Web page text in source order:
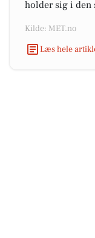
holder sig i den
Kilde: MET.no
Læs hele